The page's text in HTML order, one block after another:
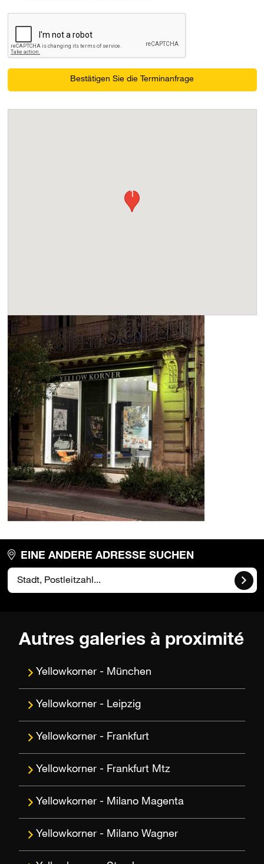
Bestätigen Sie die Terminanfrage
1
EINE ANDERE ADRESSE SUCHEN
Autres galeries à proximité
München
Leipzig
Frankfurt
Frankfurt Mtz
Milano Magenta
Milano Wagner